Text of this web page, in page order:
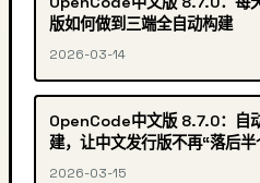
版如何做到三端全自动构建
2026-03-14
OpenCode中文版 8.7.0：自
建，让中文发行版不再“落后半
2026-03-15